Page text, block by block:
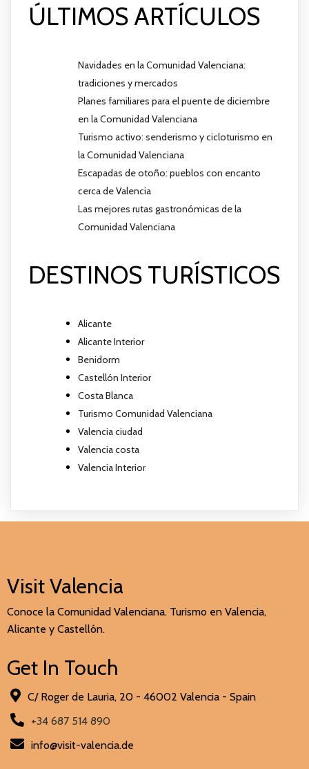
ÚLTIMOS ARTÍCULOS
Navidades en la Comunidad Valenciana:
tradiciones y mercados
Planes familiares para el puente de diciembre
en la Comunidad Valenciana
Turismo activo: senderismo y cicloturismo en
la Comunidad Valenciana
Escapadas de otoño: pueblos con encanto
cerca de Valencia
Las mejores rutas gastronómicas de la
Comunidad Valenciana
DESTINOS TURÍSTICOS
Alicante
Alicante Interior
Benidorm
Castellón Interior
Costa Blanca
Turismo Comunidad Valenciana
Valencia ciudad
Valencia costa
Valencia Interior
Visit Valencia
Conoce la Comunidad Valenciana. Turismo en Valencia,
Alicante y Castellón.
Get In Touch
C/ Roger de Lauria, 20 - 46002 Valencia - Spain
+34 687 514 890
info@visit-valencia.de